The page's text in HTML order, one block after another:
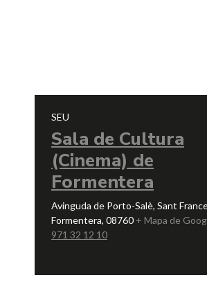
SEU
Sala de Cultura
(Cinema) de
Formentera
Avinguda de Porto-Salè, Sant
Formentera, 08760 + Mapa de
971 32 12 10